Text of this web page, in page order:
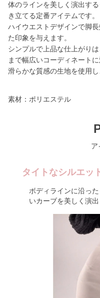
体のラインを美しく演出す
き立てる定番アイテムです。
ハイウエストデザインで脚
た印象を与えます。
シンプルで上品な仕上がり
まで幅広いコーディネートに
滑らかな質感の生地を使用
素材：ポリエステル
ア
タイトなシルエッ
ボディラインに沿っ
いカーブを美しく演